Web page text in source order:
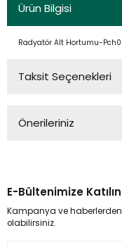
Ürün Bilgisi
Radyatör Alt Hortumu-
Taksit Seçenekleri
Önerileriniz
kullanarak tarafımıza
Görüş ve önerileriniz
E-Bültenimize Katılın
Kampanya ve
olabilirsiniz.